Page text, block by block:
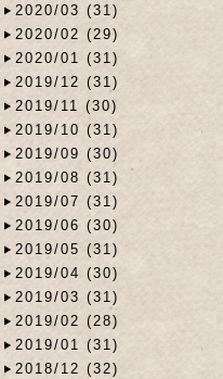
2020/03 (31)
2020/02 (29)
2020/01 (31)
2019/12 (31)
2019/11 (30)
2019/10 (31)
2019/09 (30)
2019/08 (31)
2019/07 (31)
2019/06 (30)
2019/05 (31)
2019/04 (30)
2019/03 (31)
2019/02 (28)
2019/01 (31)
2018/12 (32)